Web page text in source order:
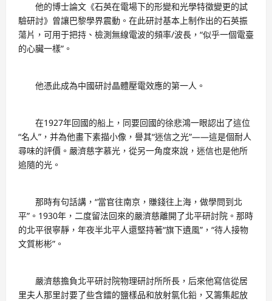
他的博士論文《石英在電場下的形變和光學特徵變更的試
驗研討》曾讓巴黎學界震動。在此研討基本上制作出的石英振
蕩片，可用于把持、檢測無線電波的頻率/波長，“似乎一個電臺
的心臟一樣”。
他憑此成為中國研討晶體壓電效應的第一人。
在1927年回國的船上，同要回國的徐悲鴻一眼認出了這位
“名人”，并為他畫下素描小像，譽其“迷信之光”——這是個耐人
尋味的評價。嚴濟慈字慕光，從另一角度來說，迷信也是他所
追隨的光。
那時有句話講，“當官往南京，賺錢往上海，做學問到北
平”。1930年，二度留法回來的嚴濟慈離開了北平研討院。那時
的北平很寧靜，年夜半北平人還堅持著“旗下遺風”，“待人接物
文質彬彬”。
嚴濟慈擔負北平研討院物理研討所所長，后來他寫信從居
里夫人那里討要了些含鐳的鹽樣品和放射氯化鉛，又籌集起放